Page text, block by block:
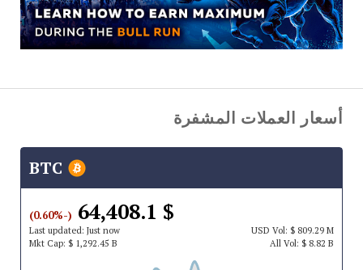
أسعار العملات المشفرة
$ 64,408.1
(-0.60%)
Last updated: Just now USDVol: $ 809.29 M
Mkt Cap: $ 1,292.45 B All Vol: $ 8.82 B